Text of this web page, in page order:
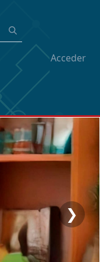
Acceder
❯